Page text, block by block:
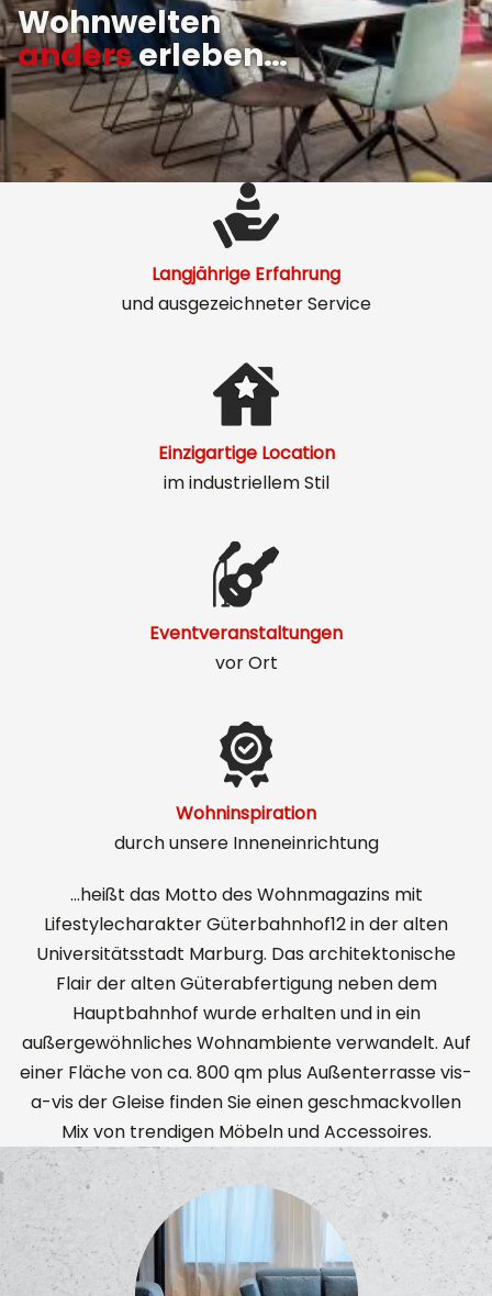
Wohnwelten
anderserleben…
Langjährige Erfahrung
und ausgezeichneter Service
Einzigartige Location
im industriellem Stil
Eventveranstaltungen
vor Ort
Wohninspiration
durch unsere Inneneinrichtung
…heißt das Motto des Wohnmagazins mit
Lifestylecharakter Güterbahnhof12 in der alten
Universitätsstadt Marburg. Das architektonische
Flair der alten Güterabfertigung neben dem
Hauptbahnhof wurde erhalten und in ein
außergewöhnliches Wohnambiente verwandelt. Auf
einer Fläche von ca. 800 qm plus Außenterrasse vis-
a-vis der Gleise finden Sie einen geschmackvollen
Mix von trendigen Möbeln und Accessoires.